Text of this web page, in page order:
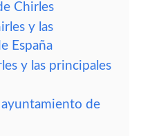
Chirles
y las
España
y las principales
ayuntamiento de